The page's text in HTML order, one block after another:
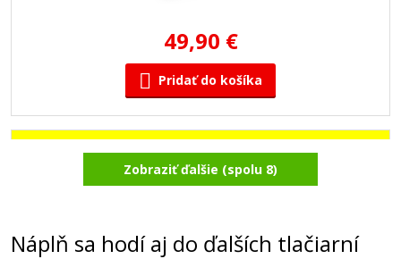
49,90 €
Pridať do košíka
Minolta A0V305H/A0V306H (Žltý)
Zobraziť ďalšie (spolu 8)
Náplň sa hodí aj do ďalších tlačiarní